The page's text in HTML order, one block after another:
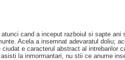
cand a inceput razboiul si sapte
Acela a insemnat adevaratul doliu;
e caracterul abstract al intrebarilor
la inmormantari, nu stii ce anume